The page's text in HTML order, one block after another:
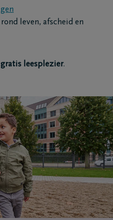
leven, afscheid en
gratis leesplezier.